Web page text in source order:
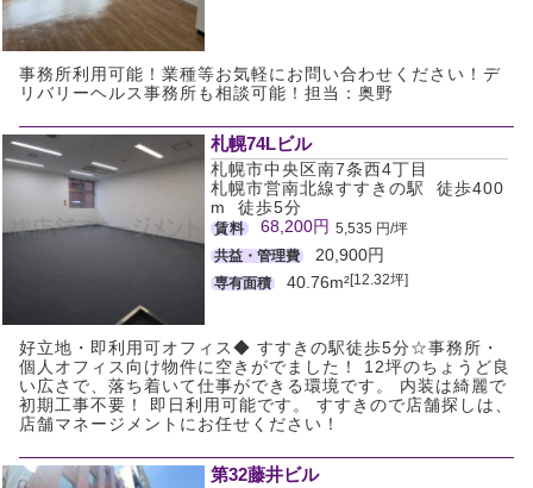
事務所利用可能！業種等お気軽にお問い合わせください！デ
リバリーヘルス事務所も相談可能！担当：奥野
札幌74Lビル
札幌市中央区南7条西4丁目
札幌市営南北線すすきの駅 徒歩400
m 徒歩5分
賃料 68,200円 5,535 円/坪
共益・管理費
20,900円
専有面積 40.76m²[12.32坪]
好立地・即利用可オフィス◆ すすきの駅徒歩5分☆事務所・
個人オフィス向け物件に空きがでました！ 12坪のちょうど良
い広さで、落ち着いて仕事ができる環境です。 内装は綺麗で
初期工事不要！ 即日利用可能です。 すすきので店舗探しは、
店舗マネージメントにお任せください！
第32藤井ビル